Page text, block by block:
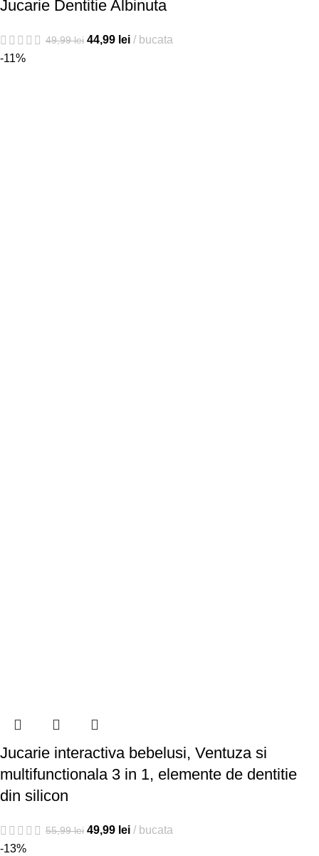
Jucarie Dentitie Albinuta
49,99lei 44,99 lei
bucata
-11%
Jucarie interactiva bebelusi, Ventuza si
multifunctionala 3 in 1, elemente de dentitie
din silicon
55,99lei 49,99 lei
bucata
-13%